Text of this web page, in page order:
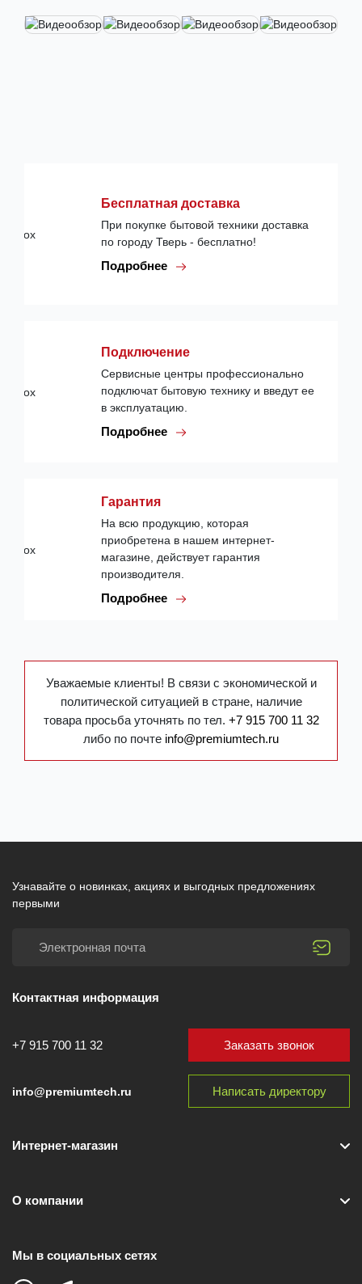
Бесплатная доставка
При покупке бытовой техники доставка
по городу Тверь - бесплатно!
Подробнее
Подключение
Сервисные центры профессионально
подключат бытовую технику и введут ее
в эксплуатацию.
Подробнее
Гарантия
На всю продукцию, которая
приобретена в нашем интернет-
магазине, действует гарантия
производителя.
Подробнее
Уважаемые клиенты! В связи с экономической и
политической ситуацией в стране, наличие
товара просьба уточнять по тел. +7 915 700 11 32
либо по почте info@premiumtech.ru
Узнавайте о новинках, акциях и выгодных предложениях
первыми
Контактная информация
+7 915 700 11 32
info@premiumtech.ru
Заказать звонок
Написать директору
Интернет-магазин
О компании
Мы в социальных сетях